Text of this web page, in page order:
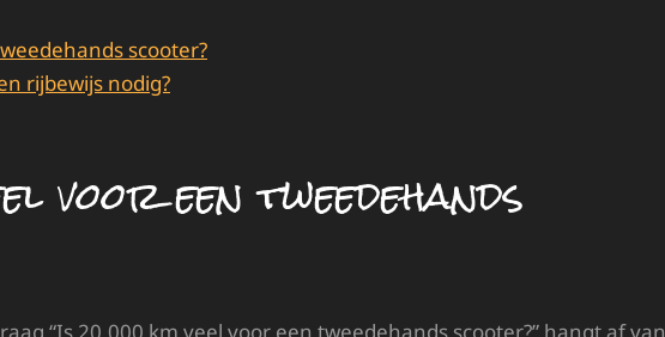
scooter?
rijbewijs nodig?
voor een tweedehands